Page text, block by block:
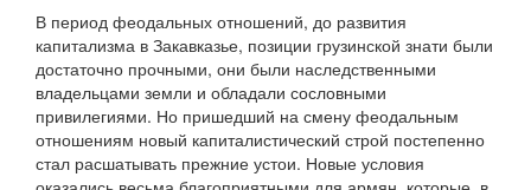
В период феодальных отношений, до развития
капитализма в Закавказье, позиции грузинской знати были
достаточно прочными, они были наследственными
владельцами земли и обладали сословными
привилегиями. Но пришедший на смену феодальным
отношениям новый капиталистический строй постепенно
стал расшатывать прежние устои. Новые условия